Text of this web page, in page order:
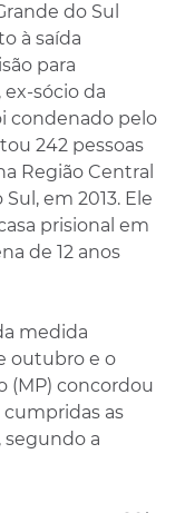
do Sul
à saída
para
ex-sócio da
condenado pelo
242 pessoas
Região Central
em 2013. Ele
prisional em
de 12 anos
medida
outubro e o
(MP) concordou
cumpridas as
segundo a